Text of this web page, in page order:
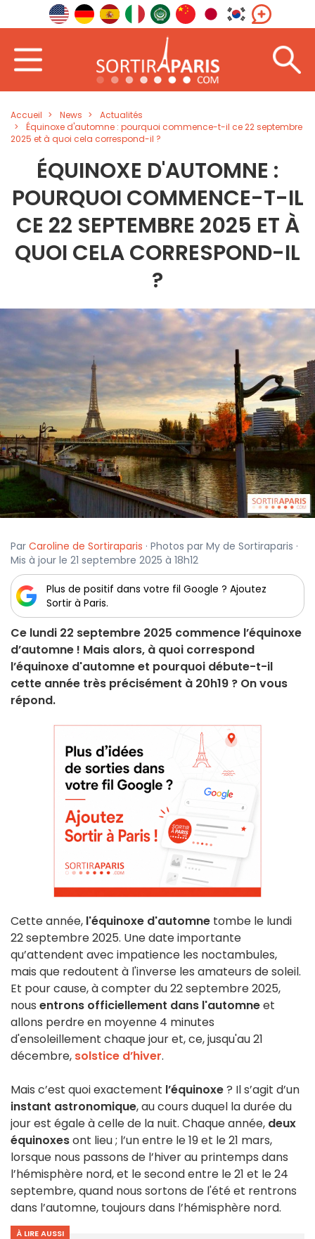
Accueil News
Actualités
Équinoxe d'automne : pourquoi commence-t-il ce 22 septembre
2025 et à quoi cela correspond-il ?
ÉQUINOXE D'AUTOMNE :
POURQUOI COMMENCE-T-IL
CE 22 SEPTEMBRE 2025 ET À
QUOI CELA CORRESPOND-IL
?
Par Caroline de Sortiraparis · Photos par My de Sortiraparis ·
Mis à jour le 21 septembre 2025 à 18h12
Plus de positif dans votre fil Google ? Ajoutez
Sortir à Paris.
Ce lundi 22 septembre 2025 commence l’équinoxe
d’automne ! Mais alors, à quoi correspond
l’équinoxe d'automne et pourquoi débute-t-il
cette année très précisément à 20h19 ? On vous
répond.
Cette année, l'équinoxe d'automne tombe le lundi
22 septembre 2025. Une date importante
qu’attendent avec impatience les noctambules,
mais que redoutent à l'inverse les amateurs de soleil.
Et pour cause, à compter du 22 septembre 2025,
nous entrons officiellement dans l'automneet
allons perdre en moyenne 4 minutes
d'ensoleillement chaque jour et, ce, jusqu'au 21
décembre, solstice d’hiver.
Mais c’est quoi exactement l’équinoxe? Il s’agit d’un
instant astronomique, au cours duquel la durée du
jour est égale à celle de la nuit. Chaque année, deux
équinoxesont lieu ; l’un entre le 19 et le 21 mars,
lorsque nous passons de l’hiver au printemps dans
l’hémisphère nord, et le second entre le 21 et le 24
septembre, quand nous sortons de l'été et rentrons
dans l’automne, toujours dans l’hémisphère nord.
À LIRE AUSSI